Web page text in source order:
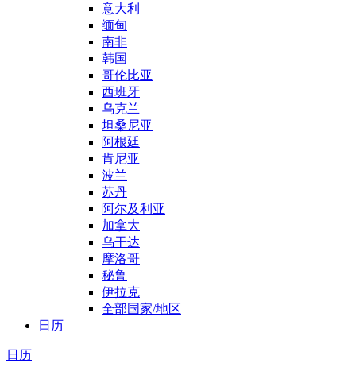
意大利
缅甸
南非
韩国
哥伦比亚
西班牙
乌克兰
坦桑尼亚
阿根廷
肯尼亚
波兰
苏丹
阿尔及利亚
加拿大
乌干达
摩洛哥
秘鲁
伊拉克
全部国家/地区
日历
日历